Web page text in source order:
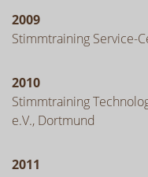
2009
Stimmtraining Service-
2010
Stimmtraining
e.V., Dortmund
2011